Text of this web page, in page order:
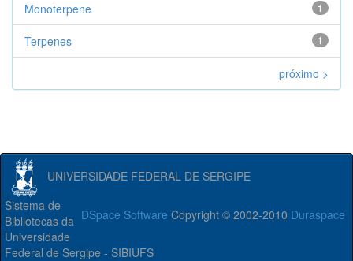
1
Monoterpene
1
Terpenes
próximo >
UNIVERSIDADE FEDERAL DE SERGIPE
DSpace Software Copyright © 2002-2010 Duraspace
Sistema de
Bibliotecas da
Universidade
Federal de Sergipe - SIBIUFS